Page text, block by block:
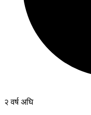
२ वर्ष अघि